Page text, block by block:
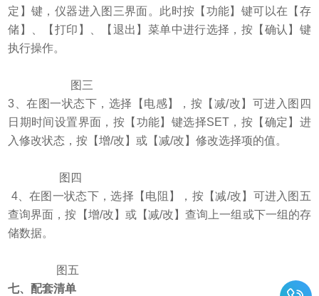
定】键，仪器进入图三界面。此时按【功能】键可以在【存
储】、【打印】、【退出】菜单中进行选择，按【确认】键
执行操作。
图三
3 、在图一状态下，选择【电感】，按【减/改】可进入图四
日期时间设置界面，按【功能】键选择SET，按【确定】进
入修改状态，按【增/改】或【减/改】修改选择项的值。
图四
4、在图一状态下，选择【电阻】，按【减/改】可进入图五
查询界面，按【增/改】或【减/改】查询上一组或下一组的存
储数据。
图五
七、 配套清单